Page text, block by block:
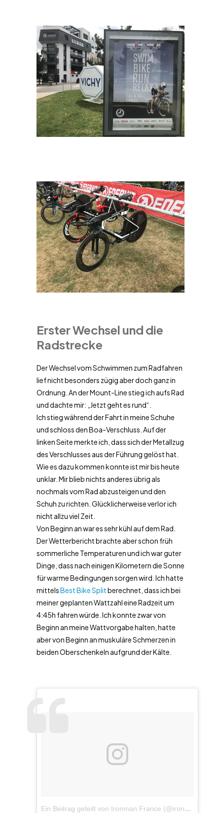
Erster Wechsel und die
Radstrecke
Der Wechsel vom Schwimmen zum Radfahren
lief nicht besonders zügig aber doch ganz in
Ordnung. An der Mount-Line stieg ich aufs Rad
und dachte mir: „Jetzt geht es rund“.
Ich stieg während der Fahrt in meine Schuhe
und schloss den Boa-Verschluss. Auf der
linken Seite merkte ich, dass sich der Metallzug
des Verschlusses aus der Führung gelöst hat.
Wie es dazu kommen konnte ist mir bis heute
unklar. Mir blieb nichts anderes übrig als
nochmals vom Rad abzusteigen und den
Schuh zu richten. Glücklicherweise verlor ich
nicht allzu viel Zeit.
Von Beginn an war es sehr kühl auf dem Rad.
Der Wetterbericht brachte aber schon früh
sommerliche Temperaturen und ich war guter
Dinge, dass nach einigen Kilometern die Sonne
für warme Bedingungen sorgen wird. Ich hatte
mittelsBest Bike Splitberechnet, dass ich bei
meiner geplanten Wattzahl eine Radzeit um
4:45h fahren würde. Ich konnte zwar von
Beginn an meine Wattvorgabe halten, hatte
aber von Beginn an muskuläre Schmerzen in
beiden Oberschenkeln aufgrund der Kälte.
Ein Beitrag geteilt von Ironman France (@ironman_france)